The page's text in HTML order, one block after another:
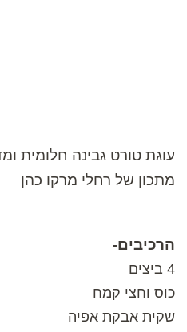
עוגת טורט גבינה חלומית
מתכון של רחלי מרקו כהן
הרכיבים-
4 ביצים
כוס וחצי קמח
שקית אבקת אפיה